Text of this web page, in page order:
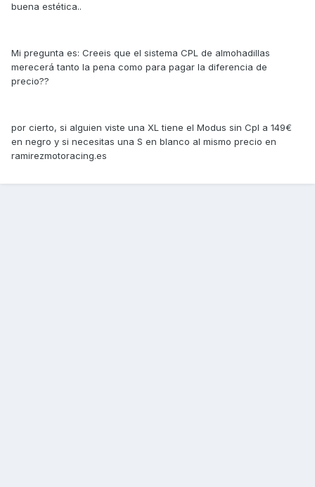
buena estética..
Mi pregunta es: Creeis que el sistema CPL de almohadillas
merecerá tanto la pena como para pagar la diferencia de
precio??
por cierto, si alguien viste una XL tiene el Modus sin Cpl a 149€
en negro y si necesitas una S en blanco al mismo precio en
ramirezmotoracing.es